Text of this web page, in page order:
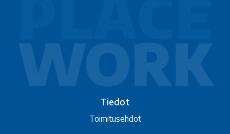
Tiedot
Toimitusehdot